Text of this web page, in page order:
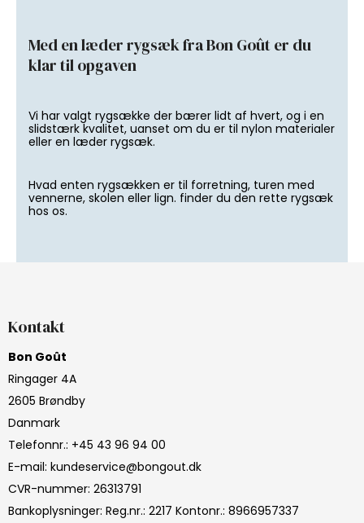
Med en læder rygsæk fra Bon Goût er du
klar til opgaven
Vi har valgt rygsække der bærer lidt af hvert, og i en
slidstærk kvalitet, uanset om du er til nylon materialer
eller en læder rygsæk.
Hvad enten rygsækken er til forretning, turen med
vennerne, skolen eller lign. finder du den rette rygsæk
hos os.
Kontakt
Bon Goût
Ringager 4A
2605 Brøndby
Danmark
Telefonnr.: +45 43 96 94 00
E-mail: kundeservice@bongout.dk
CVR-nummer: 26313791
Bankoplysninger: Reg.nr.: 2217 Kontonr.: 8966957337